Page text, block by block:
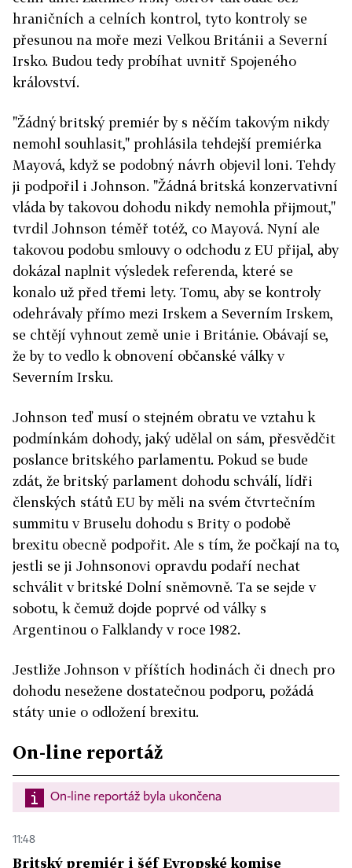
hraničních a celních kontrol, tyto kontroly se
přesunou na moře mezi Velkou Británii a Severní
Irsko. Budou tedy probíhat uvnitř Spojeného
království.
"Žádný britský premiér by s něčím takovým nikdy
nemohl souhlasit," prohlásila tehdejší premiérka
Mayová, když se podobný návrh objevil loni. Tehdy
ji podpořil i Johnson. "Žádná britská konzervativní
vláda by takovou dohodu nikdy nemohla přijmout,"
tvrdil Johnson téměř totéž, co Mayová. Nyní ale
takovou podobu smlouvy o odchodu z EU přijal, aby
dokázal naplnit výsledek referenda, které se
konalo už před třemi lety. Tomu, aby se kontroly
odehrávaly přímo mezi Irskem a Severním Irskem,
se chtějí vyhnout země unie i Británie. Obávají se,
že by to vedlo k obnovení občanské války v
Severním Irsku.
Johnson teď musí o stejném obratu ve vztahu k
podmínkám dohody, jaký udělal on sám, přesvědčit
poslance britského parlamentu. Pokud se bude
zdát, že britský parlament dohodu schválí, lídři
členských států EU by měli na svém čtvrtečním
summitu v Bruselu dohodu s Brity o podobě
brexitu obecně podpořit. Ale s tím, že počkají na to,
jestli se ji Johnsonovi opravdu podaří nechat
schválit v britské Dolní sněmovně. Ta se sejde v
sobotu, k čemuž dojde poprvé od války s
Argentinou o Falklandy v roce 1982.
Jestliže Johnson v příštích hodinách či dnech pro
dohodu nesežene dostatečnou podporu, požádá
státy unie o odložení brexitu.
On-line reportáž
On-line reportáž byla ukončena
11:48
Britský premiér i šéf Evropské komise